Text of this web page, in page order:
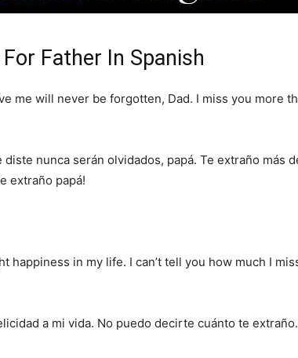
Father In Spanish
me will never be forgotten, Dad. I miss you more
diste nunca serán olvidados, papá. Te extraño más
extraño papá!
happiness in my life. I can’t tell you how much I
a mi vida. No puedo decirte cuánto te extraño.